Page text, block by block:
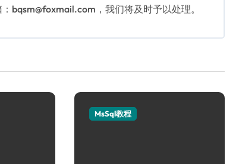
bqsm@foxmail.com，我们将及时予以处理。
MsSql教程